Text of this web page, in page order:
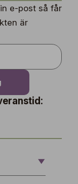
e-post så får
är